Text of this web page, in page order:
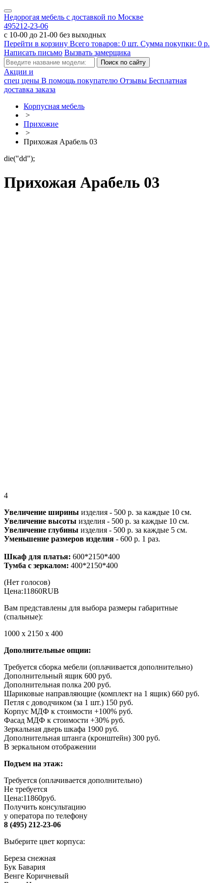
Недорогая мебель с доставкой по Москве
495212-23-06
с 10-00 до 21-00 без выходных
Перейти в корзину Всего товаров: 0 шт. Сумма покупки: 0 р.
Написать письмо Вызвать замерщика
Акции и
спец цены В помощь покупателю Отзывы Бесплатная
доставка заказа
Корпусная мебель
>
Прихожие
>
Прихожая Арабель 03
die("dd");
Прихожая Арабель 03
4
Увеличение ширины изделия - 500 р. за каждые 10 см.
Увеличение высоты изделия - 500 р. за каждые 10 см.
Увеличение глубины изделия - 500 р. за каждые 5 см.
Уменьшение размеров изделия - 600 р. 1 раз.
Шкаф для платья: 600*2150*400
Тумба с зеркалом: 400*2150*400
(Нет голосов)
Цена:11860RUB
Вам представлены для выбора размеры габаритные
(спальные):
1000 х 2150 х 400
Дополнительные опции:
Требуется сборка мебели (оплачивается дополнительно)
Дополнительный ящик 600 руб.
Дополнительная полка 200 руб.
Шариковые направляющие (комплект на 1 ящик) 660 руб.
Петля с доводчиком (за 1 шт.) 150 руб.
Корпус МДФ к стоимости +100% руб.
Фасад МДФ к стоимости +30% руб.
Зеркальная дверь шкафа 1900 руб.
Дополнительная штанга (кронштейн) 300 руб.
В зеркальном отображении
Подъем на этаж:
Требуется (оплачивается дополнительно)
Не требуется
Цена:11860руб.
Получить консультацию
у оператора по телефону
8 (495) 212-23-06
Выберите цвет корпуса:
Береза снежная
Бук Бавария
Венге Коричневый